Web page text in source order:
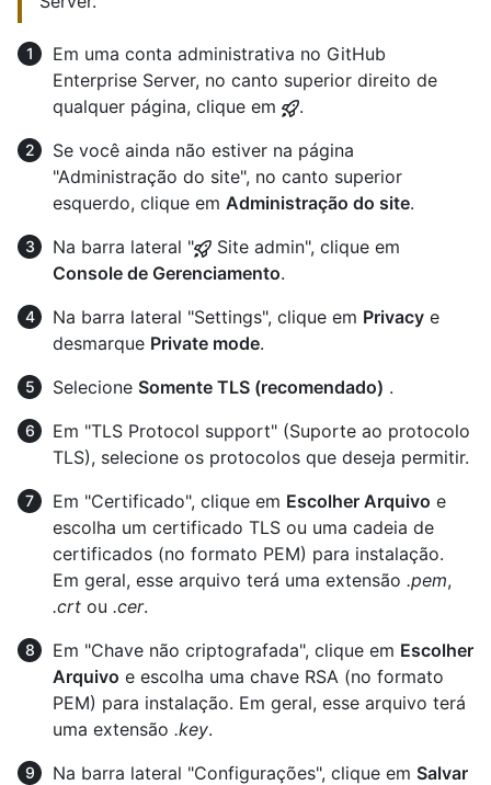
Em uma conta administrativa no GitHub
Enterprise Server, no canto superior direito de
qualquer página, clique em
.
Se você ainda não estiver na página
"Administração do site", no canto superior
esquerdo, clique em Administração do site.
Na barra lateral "
Site admin", clique em
Console de Gerenciamento.
Na barra lateral "Settings", clique em Privacy e
desmarque Private mode.
Selecione Somente TLS (recomendado) .
Em "TLS Protocol support" (Suporte ao protocolo
TLS), selecione os protocolos que deseja permitir.
Em "Certificado", clique em Escolher Arquivo e
escolha um certificado TLS ou uma cadeia de
certificados (no formato PEM) para instalação.
Em geral, esse arquivo terá uma extensão .pem,
.crt ou .cer.
Em "Chave não criptografada", clique em Escolher
Arquivo e escolha uma chave RSA (no formato
PEM) para instalação. Em geral, esse arquivo terá
uma extensão .key.
Na barra lateral "Configurações", clique em Salvar